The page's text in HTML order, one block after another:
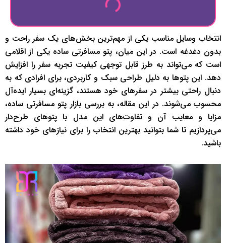
انتخاب وسایل مناسب یکی از مهم‌ترین بخش‌های یک سفر راحت و
بدون دغدغه است. در این میان، پتو مسافرتی ساده یکی از اقلامی
است که می‌تواند به طرز قابل توجهی کیفیت تجربه سفر را افزایش
دهد. این پتوها به دلیل طراحی سبک و کاربردی، برای افرادی که به
دنبال راحتی بیشتر در سفرهای خود هستند، گزینه‌ای بسیار ایده‌آل
محسوب می‌شوند. در این مقاله، به بررسی بازار پتو مسافرتی ساده،
مزایا و معایب آن و تفاوت‌های این مدل با پتوهای طرح‌دار
می‌پردازیم تا شما بتوانید بهترین انتخاب را برای نیازهای خود داشته
باشید.